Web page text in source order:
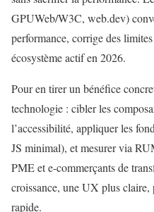
GPUWeb/W3C, web.dev)
performance, corrige des
écosystème actif en 2026.
Pour en tirer un bénéfice
technologie : cibler les
l’accessibilité, appliquer les
JS minimal), et mesurer via
PME et e-commerçants de
croissance, une UX plus claire,
rapide.